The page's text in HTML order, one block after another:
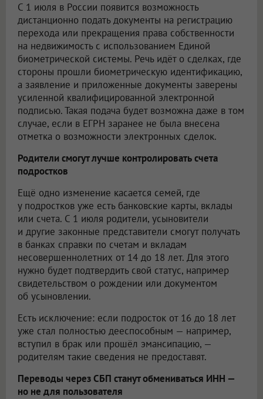
С 1 июля в России появится возможность
дистанционно подать документы на регистрацию
перехода или прекращения права собственности
на недвижимость с использованием Единой
биометрической системы. Речь идёт о сделках, где
стороны прошли биометрическую идентификацию,
а заявление и приложенные документы заверены
усиленной квалифицированной электронной
подписью. Такая подача будет возможна даже в том
случае, если в ЕГРН заранее не была внесена
отметка о возможности электронных сделок.
Родители смогут лучше контролировать счета
подростков
Ещё одно изменение касается семей, где
у подростков уже есть банковские карты, вклады
или счета. С 1 июля родители, усыновители
и другие законные представители смогут получать
в банках справки по счетам и вкладам
несовершеннолетних от 14 до 18 лет. Для этого
нужно будет подтвердить свой статус, например
свидетельством о рождении или документом
об усыновлении.
Есть исключение: если подросток от 16 до 18 лет
уже стал полностью дееспособным — например,
вступил в брак или прошёл эмансипацию, —
родителям такие сведения не предоставят.
Переводы через СБП станут обмениваться ИНН —
но не для пользователя